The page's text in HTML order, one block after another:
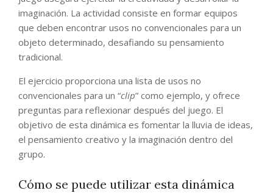
imaginación. La actividad consiste en formar equipos
que deben encontrar usos no convencionales para un
objeto determinado, desafiando su pensamiento
tradicional.
El ejercicio proporciona una lista de usos no
convencionales para un “clip” como ejemplo, y ofrece
preguntas para reflexionar después del juego. El
objetivo de esta dinámica es fomentar la lluvia de ideas,
el pensamiento creativo y la imaginación dentro del
grupo.
Cómo se puede utilizar esta dinámica